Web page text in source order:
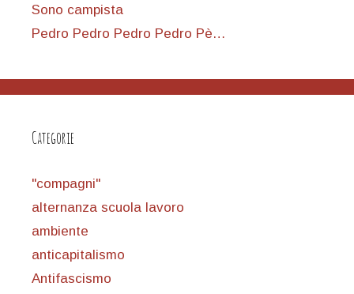
Sono campista
Pedro Pedro Pedro Pedro Pè…
Categorie
"compagni"
alternanza scuola lavoro
ambiente
anticapitalismo
Antifascismo